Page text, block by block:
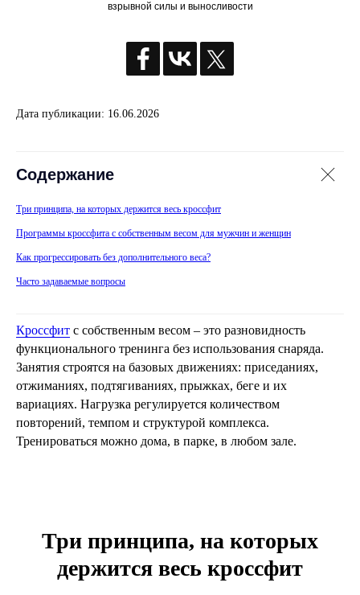
взрывной силы и выносливости
Дата публикации: 16.06.2026
Содержание
Три принципа, на которых держится весь кроссфит
Программы кроссфита с собственным весом для мужчин и женщин
Как прогрессировать без дополнительного веса?
Часто задаваемые вопросы
Кроссфит с собственным весом – это разновидность
функционального тренинга без использования снаряда.
Занятия строятся на базовых движениях: приседаниях,
отжиманиях, подтягиваниях, прыжках, беге и их
вариациях. Нагрузка регулируется количеством
повторений, темпом и структурой комплекса.
Тренироваться можно дома, в парке, в любом зале.
Три принципа, на которых
держится весь кроссфит